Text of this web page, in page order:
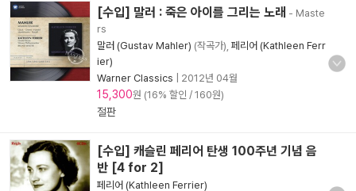
[수입] 말러 : 죽은 아이를 그리는 노래 - Maste
rs
말러 (Gustav Mahler) (작곡가), 페리어 (Kathleen Ferr
ier)
Warner Classics
2012년 04월
15,300원 (16% 할인 / 160원)
절판
[수입] 캐슬린 페리어 탄생 100주년 기념 음
반 [4 for 2]
페리어 (Kathleen Ferrier)